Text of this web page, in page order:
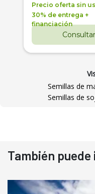
Precio oferta sin
30% de entrega +
financiación
Consultar
Semillas de
Semillas de
También